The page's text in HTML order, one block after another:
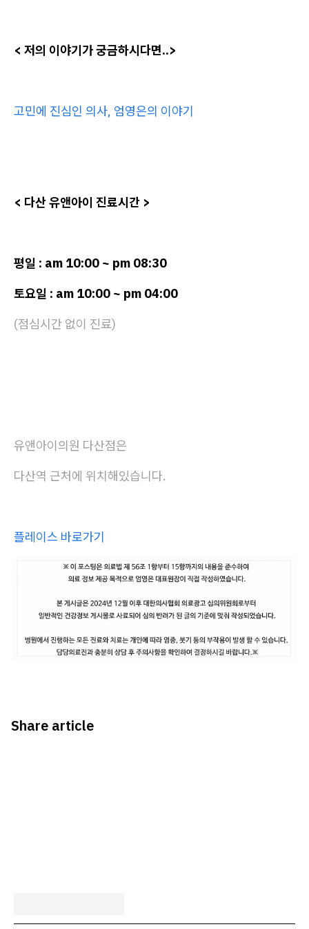
< 저의 이야기가 궁금하시다면..>
고민에 진심인 의사, 엄영은의 이야기
< 다산 유앤아이 진료시간 >
평일 : am 10:00 ~ pm 08:30
토요일 : am 10:00 ~ pm 04:00
(점심시간 없이 진료)
유앤아이의원 다산점은
다산역 근처에 위치해있습니다.
플레이스 바로가기
Share article